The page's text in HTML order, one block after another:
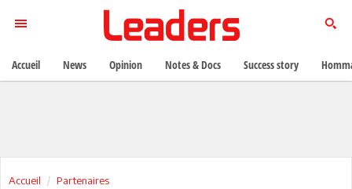
Accueil Partenaires
Accueil News Opinion Notes & Docs Success story